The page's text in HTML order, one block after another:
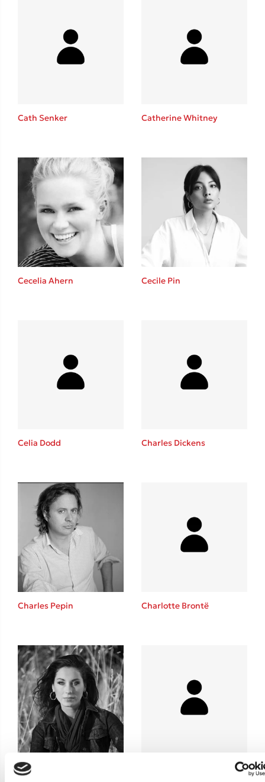
Δανάη Δεληγεώργη
Mel Robbins
Η μέθοδος Αφήστε τους
Παύλος Καστανάς
El Sombrero
Κατρίνα Τσάνταλη
Mimi Matthews
Benzamin Bécue
Rebecca Yarros
Teo Benedetti
Τζένη Κουτσοδημητροπούλου
Emily Henry
Ali Hazelwood
Pierdomenico Baccalario
Δημοφιλή Άρθρα
3 βιβλία βασισμένα σε αληθινά γεγονότα!
Τεστ: Ποιο αστυνομικό βιβλίο σου ταιριάζει για το καλοκαίρι;
Ο εθισμός των παιδιών στις οθόνες δεν είναι «το πρόβλημα»
Μια λέξη που συχνά νιώθεις αλλά την αγνοείς
Τι είναι η νευροποικιλότητα; Η Δρ. Δανάη Δεληγεώργη απαντά!
Συγχαρητήρια, Πέθανες! Μια ξενάγηση στον Άδη της ελληνικής
Cath Senker Catherine Whitney
Cecelia Ahern Cecile Pin
Celia Dodd Charles Dickens
Charles Pepin Charlotte Brontë